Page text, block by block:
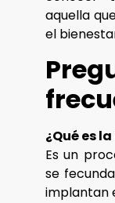
aquella
el
¿Qué es
Es un
se
implantan